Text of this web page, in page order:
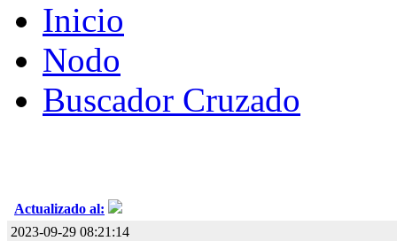
Inicio
Nodo
Buscador Cruzado
Actualizado al:
2023-09-29 08:21:14